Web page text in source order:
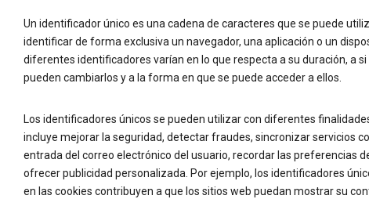
Un identificador único es una cadena de caracteres que se puede
identificar de forma exclusiva un navegador, una aplicación o un
diferentes identificadores varían en lo que respecta a su duración, a si
pueden cambiarlos y a la forma en que se puede acceder a ellos.
Los identificadores únicos se pueden utilizar con diferentes
incluye mejorar la seguridad, detectar fraudes, sincronizar servicios
entrada del correo electrónico del usuario, recordar las preferencias
ofrecer publicidad personalizada. Por ejemplo, los identificadores
en las cookies contribuyen a que los sitios web puedan mostrar su